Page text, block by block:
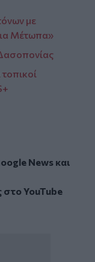
με
Μέτωπα»
Newsκαι
στοYouTube